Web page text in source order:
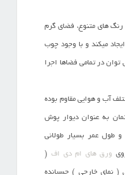
رنگ های متنوع، فضای گرم
میکند و با وجود چوب
در تمامی فضاها اجرا
آب و هوایی مقاوم بوده
به عنوان دیوار پوش
طول عمر بسیار طولانی
ورق های ام دی اف (
نمای خارجی ) چسبانده